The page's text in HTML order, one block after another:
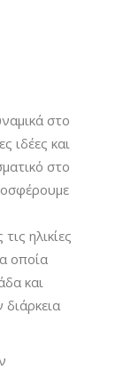
στο
ιδέες και
στο
ηλικίες
οποία
και